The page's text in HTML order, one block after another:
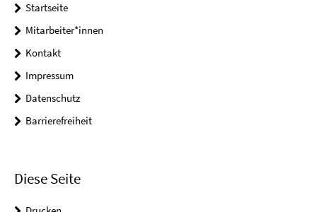
Startseite
Mitarbeiter*innen
Kontakt
Impressum
Datenschutz
Barrierefreiheit
Diese Seite